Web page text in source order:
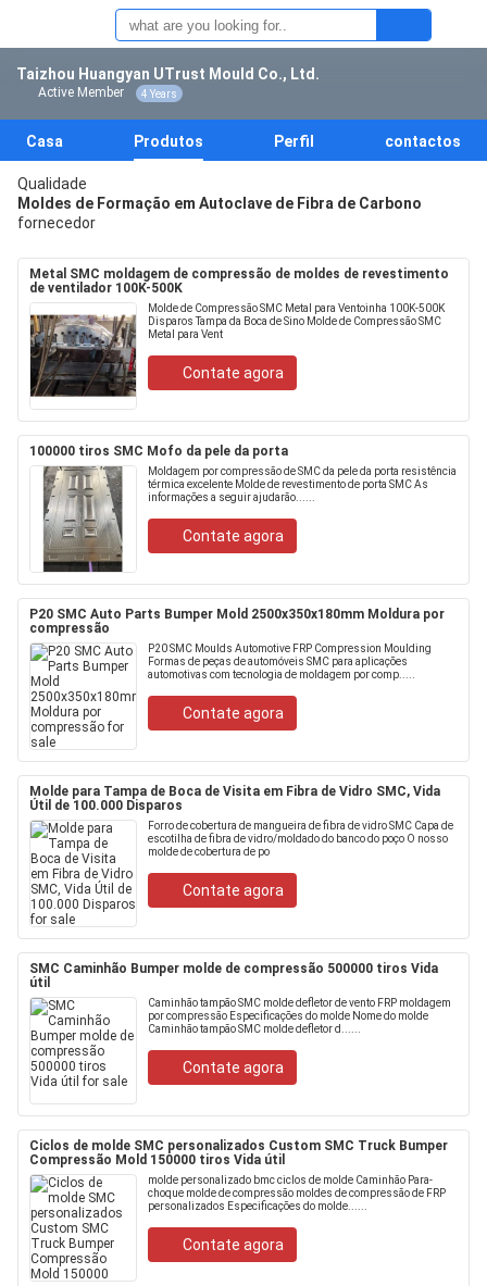
Taizhou Huangyan UTrust Mould Co., Ltd.
Active Member 4 Years
Casa Produtos Perfil contactos
Qualidade
Moldes de Formação em Autoclave de Fibra de Carbono
fornecedor
Metal SMC moldagem de compressão de moldes de revestimento
de ventilador 100K-500K
Molde de Compressão SMC Metal para Ventoinha 100K-500K
Disparos Tampa da Boca de Sino Molde de Compressão SMC
Metal para Vent
Contate agora
100000 tiros SMC Mofo da pele da porta
Moldagem por compressão de SMC da pele da porta resistência
térmica excelente Molde de revestimento de porta SMC As
informações a seguir ajudarão......
Contate agora
P20 SMC Auto Parts Bumper Mold 2500x350x180mm Moldura por
compressão
P20 SMC Moulds Automotive FRP Compression Moulding
Formas de peças de automóveis SMC para aplicações
automotivas com tecnologia de moldagem por comp.....
Contate agora
Molde para Tampa de Boca de Visita em Fibra de Vidro SMC, Vida
Útil de 100.000 Disparos
Forro de cobertura de mangueira de fibra de vidro SMC Capa de
escotilha de fibra de vidro/moldado do banco do poço O nosso
molde de cobertura de po
Contate agora
SMC Caminhão Bumper molde de compressão 500000 tiros Vida
útil
Caminhão tampão SMC molde defletor de vento FRP moldagem
por compressão Especificações do molde Nome do molde
Caminhão tampão SMC molde defletor d......
Contate agora
Ciclos de molde SMC personalizados Custom SMC Truck Bumper
Compressão Mold 150000 tiros Vida útil
molde personalizado bmc ciclos de molde Caminhão Para-
choque molde de compressão moldes de compressão de FRP
personalizados Especificações do molde......
Contate agora